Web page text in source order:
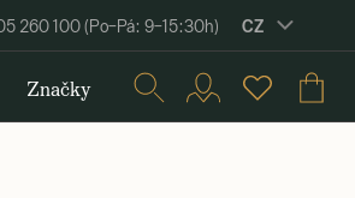
260 100 (Po–Pá: 9–15:30h) CZ
Značky